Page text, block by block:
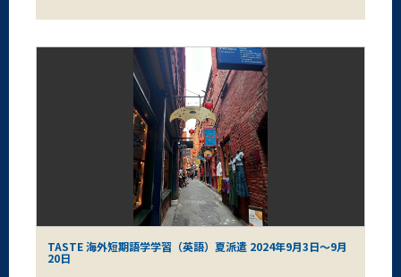
TASTE 海外短期語学学習（英語）夏派遣 2024年9月3日～9月
20日